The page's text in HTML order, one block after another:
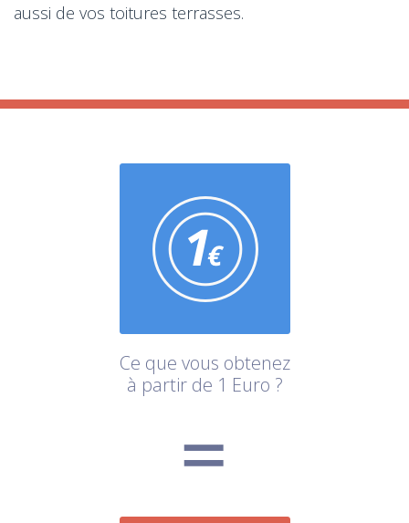
aussi de vos toitures terrasses.
Ce que vous obtenez
à partir de 1 Euro ?